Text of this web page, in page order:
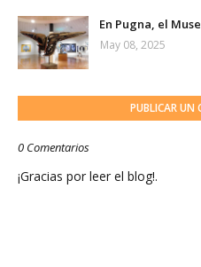
En Pugna, el
May 08, 2025
PUBLICAR UN
0 Comentarios
¡Gracias por leer el blog!.